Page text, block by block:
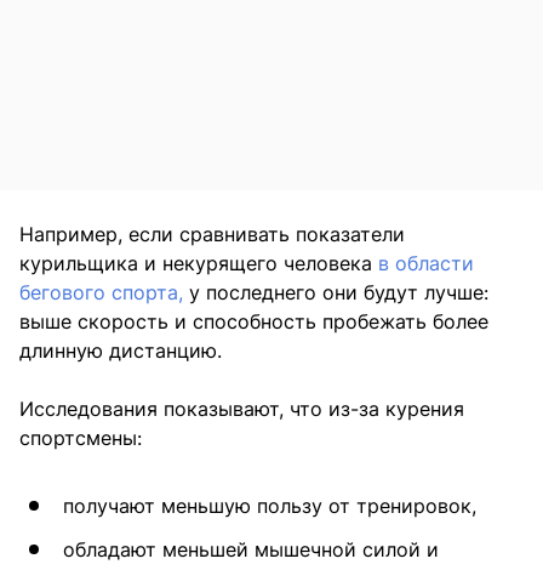
Например, если сравнивать показатели
курильщика и некурящего человека в области
бегового спорта, у последнего они будут лучше:
выше скорость и способность пробежать более
длинную дистанцию.
Исследования показывают, что из-за курения
спортсмены:
получают меньшую пользу от тренировок,
обладают меньшей мышечной силой и